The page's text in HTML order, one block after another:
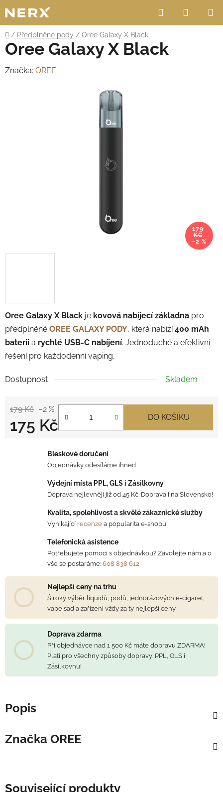
na
obsah
Hledat
KOŠÍK
Domů
/ Předplněné pody / Oree Galaxy X Black
Oree Galaxy X Black je kovová nabíjecí základna pro
předplněné OREE GALAXY PODY, která nabízí400 mAh
baterii a rychlé USB-C nabíjení. Jednoduché a efektivní
řešení pro každodenní vaping.
Dostupnost Skladem
179 Kč –2 %
175 Kč DO KOŠÍKU
Oree Galaxy X Black
Značka: OREE
179
KČ
–2 %
Bleskové doručení
Objednávky odesíláme ihned
Výdejní místa PPL, GLS i Zásilkovny
Doprava nejlevněji již od 45 Kč. Doprava i na Slovensko!
Kvalita, spolehlivost a skvělé zákaznické služby
Vynikající recenze a popularita e-shopu
Telefonická asistence
Potřebujete pomoci s objednávkou? Zavolejte nám a o
vše se postaráme: 608 838 612
Nejlepší ceny na trhu
Široký výběr liquidů, podů, jednorázových e-cigaret,
vape sad a zařízení vždy za ty nejlepší ceny
Doprava zdarma
Při objednávce nad 1 500 Kč máte dopravu ZDARMA!
Platí pro všechny způsoby dopravy: PPL, GLS i
Zásilkovnu!
Popis
Značka OREE
Související produkty